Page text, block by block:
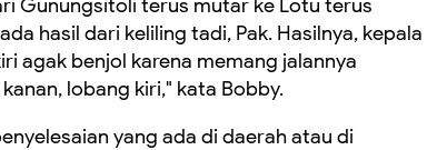
Gunungsitoli terus mutar ke Lotu terus
hasil dari keliling tadi, Pak. Hasilnya, kepala
agak benjol karena memang jalannya
lobang kiri," kata Bobby.
yang ada di daerah atau di